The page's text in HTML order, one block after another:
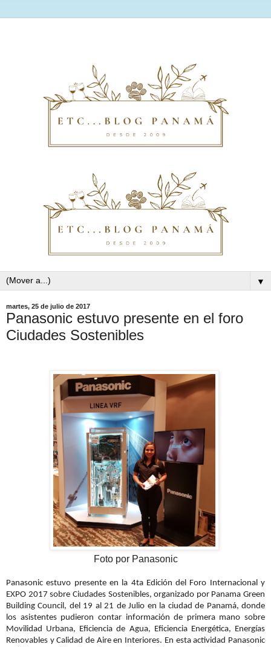
▼
martes, 25 de julio de 2017
Panasonic estuvo presente en el foro
Ciudades Sostenibles
Foto por Panasonic
Panasonic estuvo presente en la 4ta Edición del Foro Internacional y
EXPO 2017 sobre Ciudades Sostenibles, organizado por Panama Green
Building Council, del 19 al 21 de Julio en la ciudad de Panamá, donde
los asistentes pudieron contar información de primera mano sobre
Movilidad Urbana, Eficiencia de Agua, Eficiencia Energética, Energías
Renovables y Calidad de Aire en Interiores. En esta actividad Panasonic